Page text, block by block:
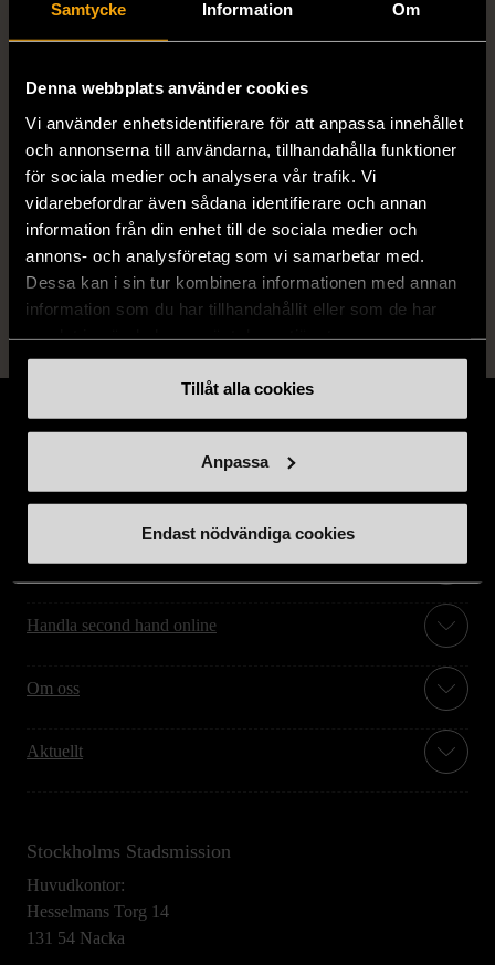
Samtycke Information Om
Denna webbplats använder cookies
Vi använder enhetsidentifierare för att anpassa innehållet
och annonserna till användarna, tillhandahålla funktioner
för sociala medier och analysera vår trafik. Vi
vidarebefordrar även sådana identifierare och annan
information från din enhet till de sociala medier och
annons- och analysföretag som vi samarbetar med.
Dessa kan i sin tur kombinera informationen med annan
information som du har tillhandahållit eller som de har
Tillåt alla cookies
Anpassa
Endast nödvändiga cookies
ISBN Se bild
Produkten är sparsamt använd, är av fin
kvalitet och ska inte ha några skador eller
förslitningar.
Läs mer om hur vi bedömer
Stöd oss
Hitta till oss
Handla second hand online
Om oss
Aktuellt
Stockholms Stadsmission
Huvudkontor:
Hesselmans Torg 14
131 54 Nacka